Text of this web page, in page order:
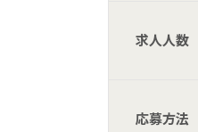
求人人数
応募方法